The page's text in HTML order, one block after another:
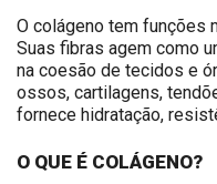
O colágeno tem funções
Suas fibras agem como
na coesão de tecidos e
ossos, cartilagens,
fornece hidratação,
O QUE É COLÁGENO?